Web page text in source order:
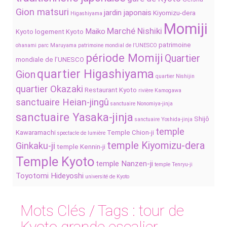
Gion matsuri Higashiyama jardin japonais Kiyomizu-dera
Kyoto logement Kyoto Maiko Marché Nishiki Momiji
ohanami parc Maruyama patrimoine mondial de l’UNESCO patrimoine
mondiale de l’UNESCO période Momiji Quartier
Gion quartier Higashiyama quartier Nishijin
quartier Okazaki Restaurant Kyoto rivière Kamogawa
sanctuaire Heian-jingû sanctuaire Nonomiya-jinja
sanctuaire Yasaka-jinja sanctuaire Yoshida-jinja Shijô
Kawaramachi spectacle de lumière Temple Chion-ji temple
Ginkaku-ji temple Kennin-ji temple Kiyomizu-dera
Temple Kyoto temple Nanzen-ji temple Tenryu-ji
Toyotomi Hideyoshi université de Kyoto
Mots Clés / Tags : tour de